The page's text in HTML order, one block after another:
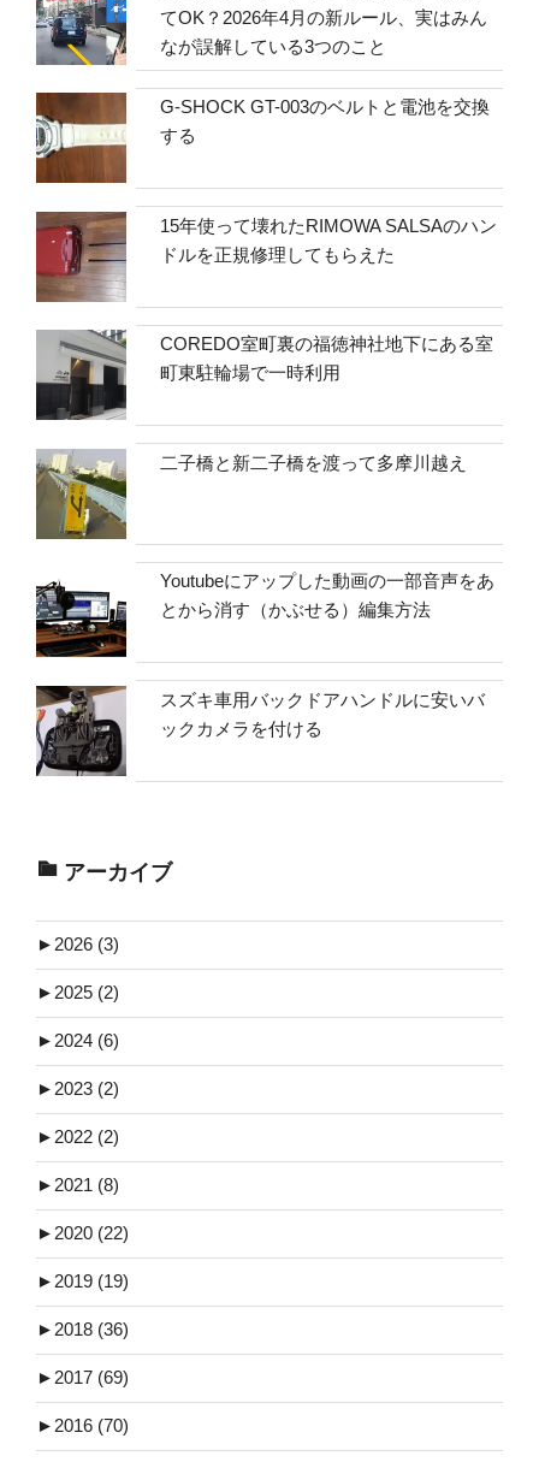
てOK？2026年4月の新ルール、実はみん
なが誤解している3つのこと
G-SHOCK GT-003のベルトと電池を交換
する
15年使って壊れたRIMOWA SALSAのハン
ドルを正規修理してもらえた
COREDO室町裏の福徳神社地下にある室
町東駐輪場で一時利用
二子橋と新二子橋を渡って多摩川越え
Youtubeにアップした動画の一部音声をあ
とから消す（かぶせる）編集方法
スズキ車用バックドアハンドルに安いバ
ックカメラを付ける
アーカイブ
► 2026 (3)
► 2025 (2)
► 2024 (6)
► 2023 (2)
► 2022 (2)
► 2021 (8)
► 2020 (22)
► 2019 (19)
► 2018 (36)
► 2017 (69)
► 2016 (70)